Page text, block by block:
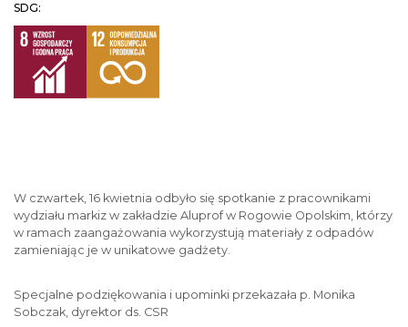
SDG:
W czwartek, 16 kwietnia odbyło się spotkanie z pracownikami
wydziału markiz w zakładzie Aluprof w Rogowie Opolskim, którzy
w ramach zaangażowania wykorzystują materiały z odpadów
zamieniając je w unikatowe gadżety.
Specjalne podziękowania i upominki przekazała p. Monika
Sobczak, dyrektor ds. CSR